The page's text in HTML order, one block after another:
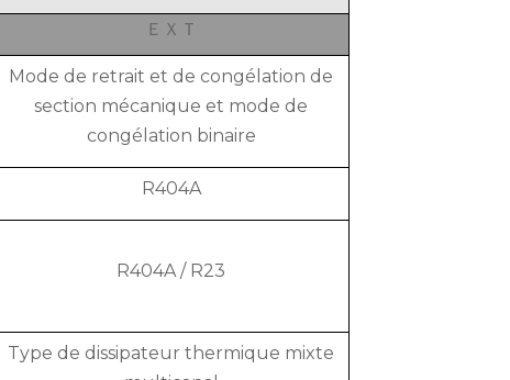
ＥＸＴ
Mode de retrait et de congélation de
section mécanique et mode de
congélation binaire
R404A
R404A / R23
Type de dissipateur thermique mixte